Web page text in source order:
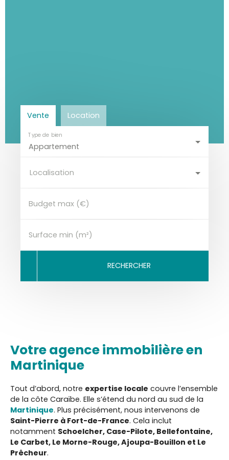
Vente Location
Appartement
Type de bien
Localisation
Budget max (€)
Surface min (m²)
RECHERCHER
Votre agence immobilière en
Martinique
Tout d’abord, notre expertise locale couvre l’ensemble
de la côte Caraïbe. Elle s’étend du nord au sud de la
Martinique. Plus précisément, nous intervenons de
Saint-Pierre à Fort-de-France. Cela inclut
notamment Schoelcher, Case-Pilote, Bellefontaine,
Le Carbet, Le Morne-Rouge, Ajoupa-Bouillon et Le
Prêcheur.